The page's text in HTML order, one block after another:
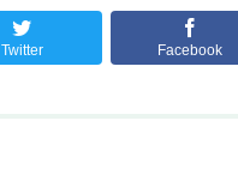
Twitter Facebook